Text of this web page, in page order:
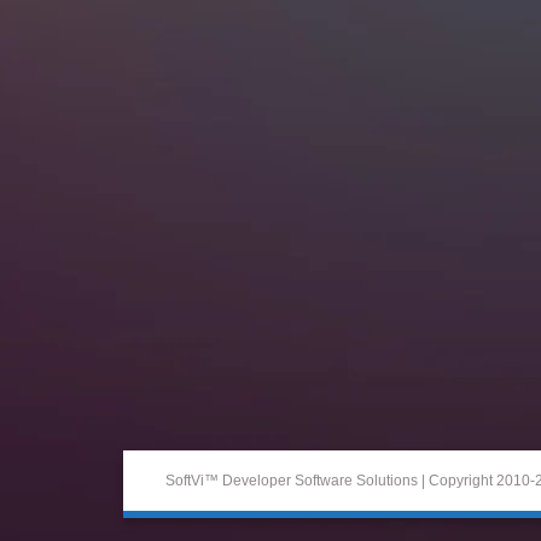
SoftVi™ Developer Software Solutions | Copyright 2010-